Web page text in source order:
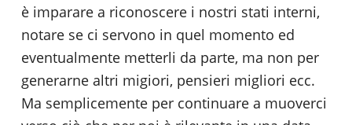
è imparare a riconoscere i nostri stati interni,
notare se ci servono in quel momento ed
eventualmente metterli da parte, ma non per
generarne altri migiori, pensieri migliori ecc.
Ma semplicemente per continuare a muoverci